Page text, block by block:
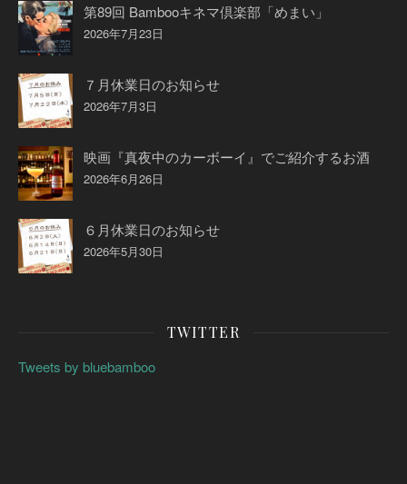
第89回 Bambooキネマ倶楽部「めまい」
2026年7月23日
７月休業日のお知らせ
2026年7月3日
映画『真夜中のカーボーイ』でご紹介するお酒
2026年6月26日
６月休業日のお知らせ
2026年5月30日
TWITTER
Tweets by bluebamboo